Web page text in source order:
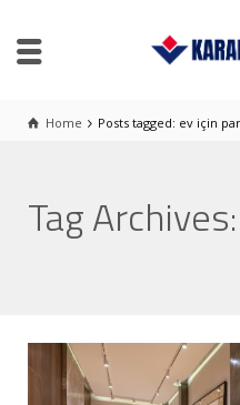
Home Posts tagged: ev için
Tag